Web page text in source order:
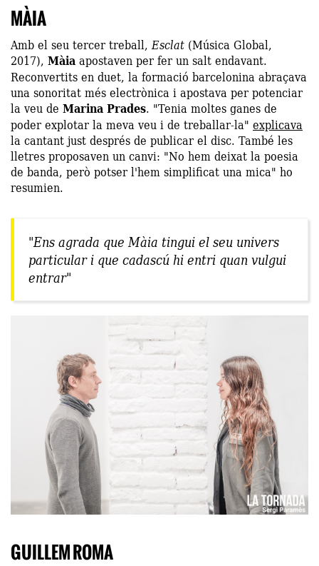
MÀIA
Amb el seu tercer treball,Esclat (Música Global,
2017), Màiaapostaven per fer un salt endavant.
Reconvertits en duet, la formació barcelonina abraçava
una sonoritat més electrònica i apostava per potenciar
la veu de Marina Prades. "Tenia moltes ganes de
poder explotar la meva veu i de treballar-la" explicava
la cantant just després de publicar el disc. També les
lletres proposaven un canvi: "No hem deixat la poesia
de banda, però potser l'hem simplificat una mica" ho
resumien.
"Ens agrada que Màia tingui el seu univers
particular i que cadascú hi entri quan vulgui
entrar"
GUILLEM ROMA